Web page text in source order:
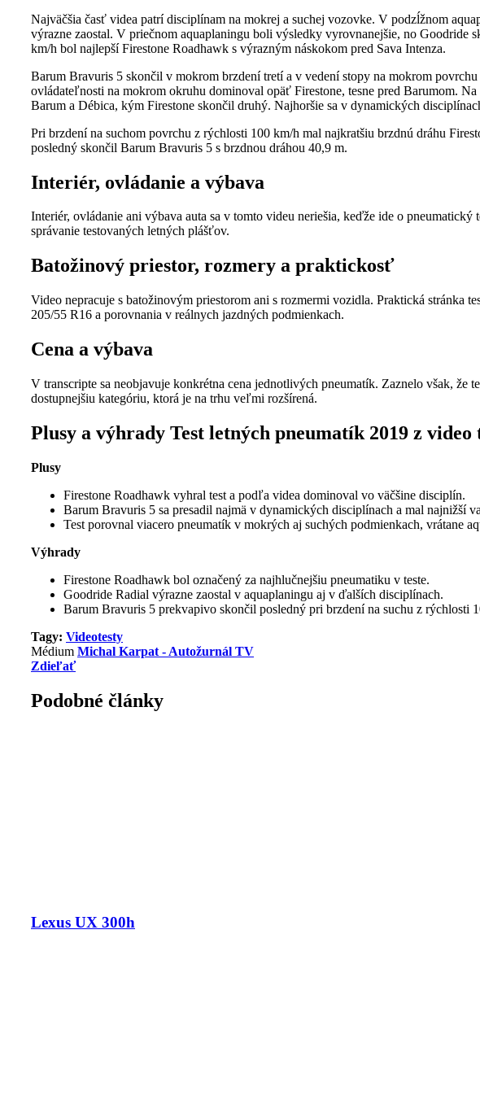
Najväčšia časť videa patrí disciplínam na mokrej a suchej vozovke. V podzĺžnom
výrazne zaostal. V priečnom aquaplaningu boli výsledky vyrovnanejšie, no
km/h bol najlepší Firestone Roadhawk s výrazným náskokom pred Sava Intenza.
Barum Bravuris 5 skončil v mokrom brzdení tretí a v vedení stopy na mokrom
ovládateľnosti na mokrom okruhu dominoval opäť Firestone, tesne pred Barumom.
Barum a Débica, kým Firestone skončil druhý. Najhoršie sa v dynamických
Pri brzdení na suchom povrchu z rýchlosti 100 km/h mal najkratšiu brzdnú dráhu
posledný skončil Barum Bravuris 5 s brzdnou dráhou 40,9 m.
Interiér, ovládanie a výbava
Interiér, ovládanie ani výbava auta sa v tomto videu neriešia, keďže ide o
správanie testovaných letných plášťov.
Batožinový priestor, rozmery a praktickosť
Video nepracuje s batožinovým priestorom ani s rozmermi vozidla. Praktická stránka
205/55 R16 a porovnania v reálnych jazdných podmienkach.
Cena a výbava
V transcripte sa neobjavuje konkrétna cena jednotlivých pneumatík. Zaznelo však, že
dostupnejšiu kategóriu, ktorá je na trhu veľmi rozšírená.
Plusy a výhrady Test letných pneumatík 2019 z video
Plusy
Firestone Roadhawk vyhral test a podľa videa dominoval vo väčšine disciplín.
Barum Bravuris 5 sa presadil najmä v dynamických disciplínach a mal najnižší
Test porovnal viacero pneumatík v mokrých aj suchých podmienkach, vrátane
Výhrady
Firestone Roadhawk bol označený za najhlučnejšiu pneumatiku v teste.
Goodride Radial výrazne zaostal v aquaplaningu aj v ďalších disciplínach.
Barum Bravuris 5 prekvapivo skončil posledný pri brzdení na suchu z rýchlosti
Tagy: Videotesty
Médium Michal Karpat - Autožurnál TV
Zdieľať
Podobné články
Lexus UX 300h